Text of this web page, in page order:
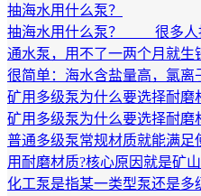
抽海水用什么泵？
抽海水用什么泵？ 很多人
通水泵，用不了一两个月就生
很简单：海水含盐量高，氯离
矿用多级泵为什么要选择耐磨
矿用多级泵为什么要选择耐
普通多级泵常规材质就能满
用耐磨材质?核心原因就是矿
化工泵是指某一类型泵还是多